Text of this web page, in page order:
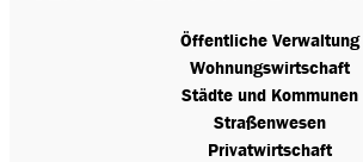
Öffentliche Verwaltung
Wohnungswirtschaft
Städte und Kommunen
Straßenwesen
Privatwirtschaft